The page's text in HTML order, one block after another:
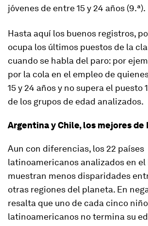
jóvenes de entre 15 y 24 años (9.ª).
Hasta aquí los buenos registros,
ocupa los últimos puestos de la
cuando se habla del paro: por
por la cola en el empleo de
15 y 24 años y no supera el puesto
de los grupos de edad analizados.
Argentina y Chile, los mejores
Aun con diferencias, los 22 países
latinoamericanos analizados en
muestran menos disparidades
otras regiones del planeta. En
resalta que uno de cada cinco
latinoamericanos no termina su